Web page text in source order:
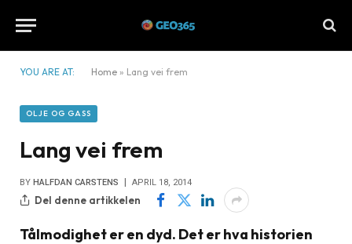
YOU ARE AT: Home » Lang vei frem
OLJE OG GASS
Lang vei frem
BY HALFDAN CARSTENS APRIL 18, 2014
Del denne artikkelen
Tålmodighet er en dyd. Det er hva historien